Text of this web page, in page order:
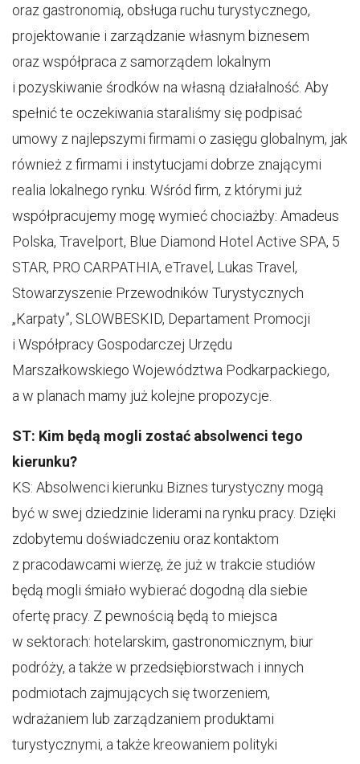
oraz gastronomią, obsługa ruchu turystycznego,
projektowanie i zarządzanie własnym biznesem
oraz współpraca z samorządem lokalnym
i pozyskiwanie środków na własną działalność. Aby
spełnić te oczekiwania staraliśmy się podpisać
umowy z najlepszymi firmami o zasięgu globalnym, jak
również z firmami i instytucjami dobrze znającymi
realia lokalnego rynku. Wśród firm, z którymi już
współpracujemy mogę wymieć chociażby: Amadeus
Polska, Travelport, Blue Diamond Hotel Active SPA, 5
STAR, PRO CARPATHIA, eTravel, Lukas Travel,
Stowarzyszenie Przewodników Turystycznych
„Karpaty”, SLOWBESKID, Departament Promocji
i Współpracy Gospodarczej Urzędu
Marszałkowskiego Województwa Podkarpackiego,
a w planach mamy już kolejne propozycje.
ST: Kim będą mogli zostać absolwenci tego
kierunku?
KS: Absolwenci kierunku Biznes turystyczny mogą
być w swej dziedzinie liderami na rynku pracy. Dzięki
zdobytemu doświadczeniu oraz kontaktom
z pracodawcami wierzę, że już w trakcie studiów
będą mogli śmiało wybierać dogodną dla siebie
ofertę pracy. Z pewnością będą to miejsca
w sektorach: hotelarskim, gastronomicznym, biur
podróży, a także w przedsiębiorstwach i innych
podmiotach zajmujących się tworzeniem,
wdrażaniem lub zarządzaniem produktami
turystycznymi, a także kreowaniem polityki